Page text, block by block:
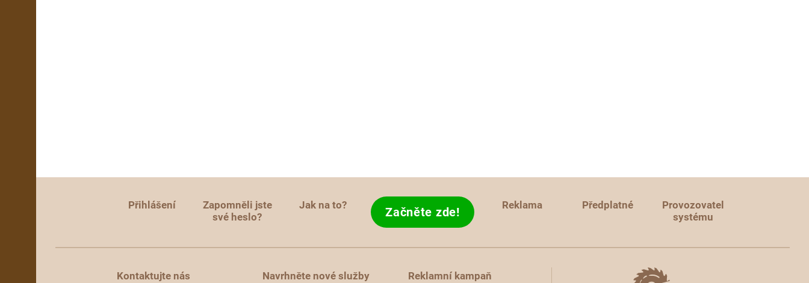
Přihlášení
Zapomněli jste
své heslo?
Jak na to? Začněte zde! Reklama Předplatné
Provozovatel
systému
Kontaktujte nás Navrhněte nové služby Reklamní kampaň